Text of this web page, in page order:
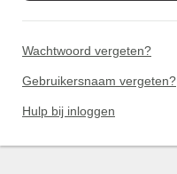
Wachtwoord vergeten?
Gebruikersnaam vergeten?
Hulp bij inloggen